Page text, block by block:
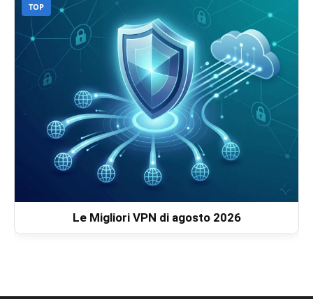
TOP
Le Migliori VPN di agosto 2026